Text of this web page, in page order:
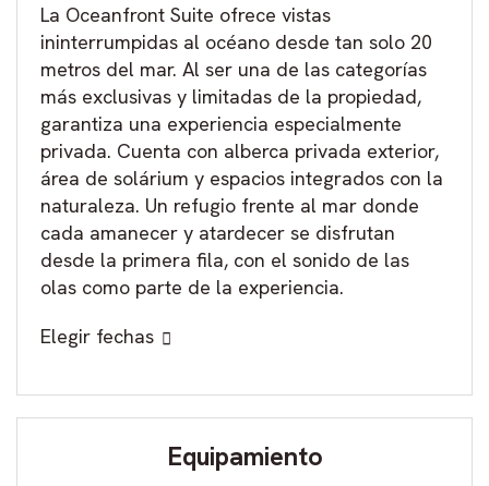
La Oceanfront Suite ofrece vistas
ininterrumpidas al océano desde tan solo 20
metros del mar. Al ser una de las categorías
más exclusivas y limitadas de la propiedad,
garantiza una experiencia especialmente
privada. Cuenta con alberca privada exterior,
área de solárium y espacios integrados con la
naturaleza. Un refugio frente al mar donde
cada amanecer y atardecer se disfrutan
desde la primera fila, con el sonido de las
olas como parte de la experiencia.
Elegir fechas
Equipamiento